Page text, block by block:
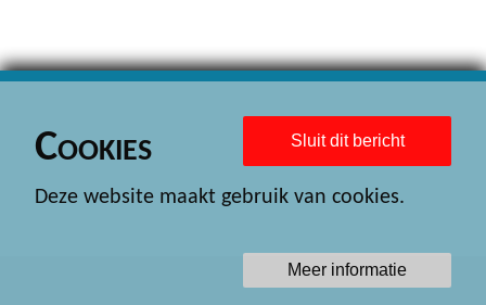
Sluit dit bericht
Cookies
Deze website maakt gebruik van cookies.
Meer informatie